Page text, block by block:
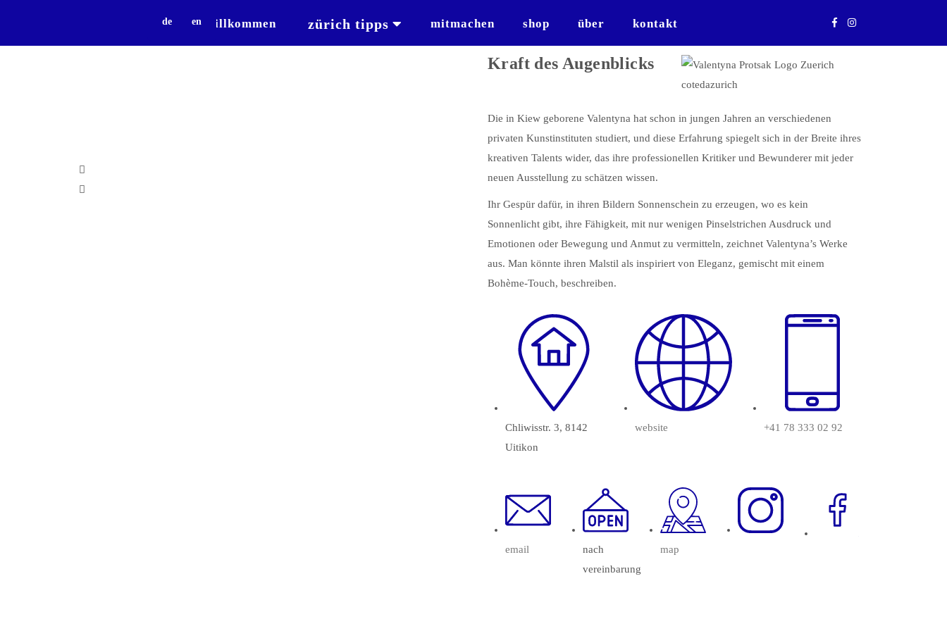
willkommen zürich tipps mitmachen shop über kontakt
Kraft des Augenblicks
Die in Kiew geborene Valentyna hat schon in jungen Jahren an verschiedenen
privaten Kunstinstituten studiert, und diese Erfahrung spiegelt sich in der Breite ihres
kreativen Talents wider, das ihre professionellen Kritiker und Bewunderer mit jeder
neuen Ausstellung zu schätzen wissen.
Ihr Gespür dafür, in ihren Bildern Sonnenschein zu erzeugen, wo es kein
Sonnenlicht gibt, ihre Fähigkeit, mit nur wenigen Pinselstrichen Ausdruck und
Emotionen oder Bewegung und Anmut zu vermitteln, zeichnet Valentyna’s Werke
aus. Man könnte ihren Malstil als inspiriert von Eleganz, gemischt mit einem
Bohème-Touch, beschreiben.
Chliwisstr. 3, 8142
Uitikon
website +41 78 333 02 92
email
nach
vereinbarung
map
de en